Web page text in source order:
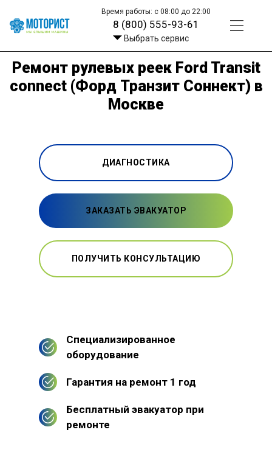
Время работы: с 08:00 до 22:00
8 (800) 555-93-61
Выбрать сервис
Ремонт рулевых реек Ford Transit
connect (Форд Транзит Соннект) в
Москве
ДИАГНОСТИКА
ЗАКАЗАТЬ ЭВАКУАТОР
ПОЛУЧИТЬ КОНСУЛЬТАЦИЮ
Специализированное
оборудование
Гарантия на ремонт 1 год
Бесплатный эвакуатор при
ремонте